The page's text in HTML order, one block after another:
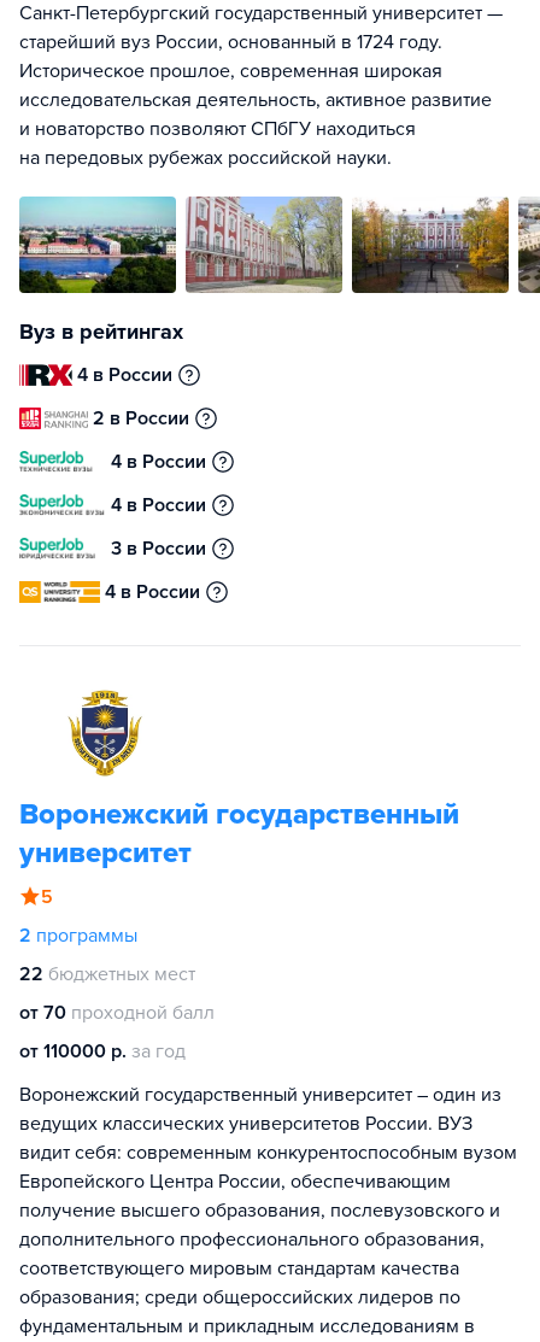
Санкт-Петербургский государственный университет —
старейший вуз России, основанный в 1724 году.
Историческое прошлое, современная широкая
исследовательская деятельность, активное развитие
и новаторство позволяют СПбГУ находиться
на передовых рубежах российской науки.
Вуз в рейтингах
4 в России
2 в России
4 в России
4 в России
3 в России
4 в России
Воронежский государственный
университет
5
2 программы
22 бюджетных мест
от 70 проходной балл
от 110000 р. за год
Воронежский государственный университет – один из
ведущих классических университетов России. ВУЗ
видит себя: современным конкурентоспособным вузом
Европейского Центра России, обеспечивающим
получение высшего образования, послевузовского и
дополнительного профессионального образования,
соответствующего мировым стандартам качества
образования; среди общероссийских лидеров по
фундаментальным и прикладным исследованиям в